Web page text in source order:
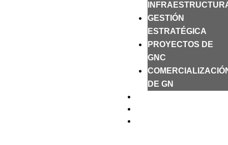
GESTIÓN
ESTRATÉGICA
PROYECTOS DE
GNC
DE GN